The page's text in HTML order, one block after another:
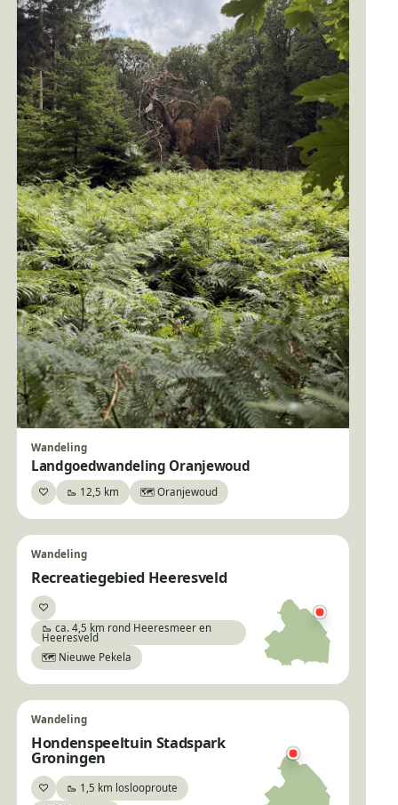
Wandeling
Landgoedwandeling Oranjewoud
♡Bewaar🥾 12,5 km 🗺️ Oranjewoud
Wandeling
Recreatiegebied Heeresveld
♡Bewaar
🥾 ca. 4,5 km rond Heeresmeer en
Heeresveld
🗺️ Nieuwe Pekela
Wandeling
Hondenspeeltuin Stadspark
Groningen
♡Bewaar🥾 1,5 km loslooproute